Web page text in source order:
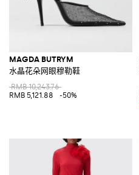
MAGDA BUTRYM
水晶花朵网眼穆勒鞋
RMB 10,243.76
RMB 5,121.88
-50%